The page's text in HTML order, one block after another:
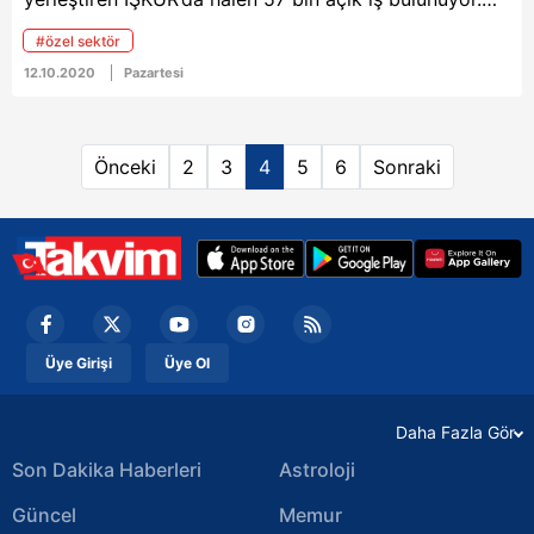
Özel sektör en çok beden işçisi, temizlik görevlsii ve
dikişçi arıyor...
#özel sektör
12.10.2020 Pazartesi
Önceki 2 3 4 5 6 Sonraki
Üye Girişi Üye Ol
Daha Fazla Gör
Son Dakika Haberleri
Güncel
Astroloji
Memur